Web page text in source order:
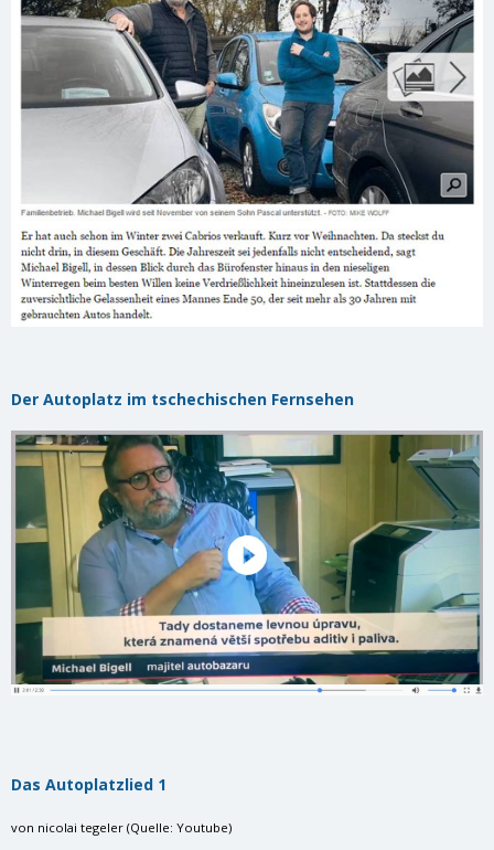
Der Autoplatz im tschechischen Fernsehen
Das Autoplatzlied 1
von nicolai tegeler (Quelle: Youtube)